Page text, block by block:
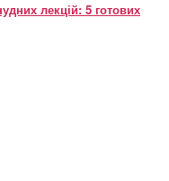
лекцій: 5 готових